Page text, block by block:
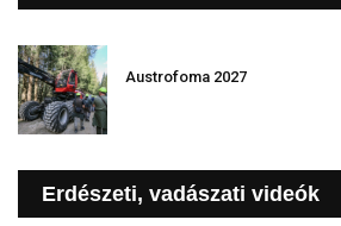
Austrofoma 2027
Erdészeti, vadászati videók